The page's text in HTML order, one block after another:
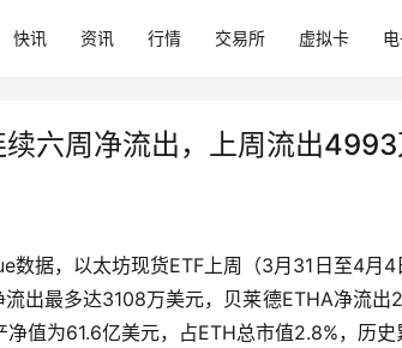
快讯 资讯 行情 交易所 虚拟卡
续六周净流出，上周流出
数据，以太坊现货ETF上周（3月31日至4月
出最多达3108万美元，贝莱德ETHA净流
值为61.6亿美元，占ETH总市值2.8%，历史